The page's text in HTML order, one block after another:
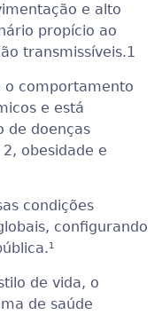
e alto
propício ao
transmissíveis.1
o comportamento
e está
de doenças
obesidade e
condições
configurando
de vida, o
de saúde